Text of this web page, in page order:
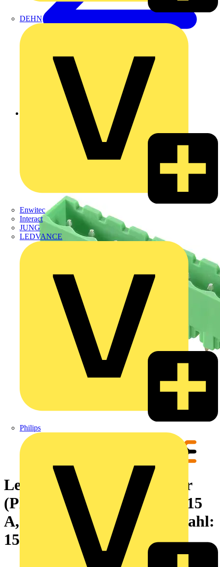
DEHN
Enwitec
Interact
JUNG
LEDVANCE
Philips
Zurück zu Produkte
Leiterplattensteckverbinder
(Platinenanschluss), 320 V, 15
A, Raster in mm: 5.00, Polzahl:
15, THT-Lötanschluss, Box